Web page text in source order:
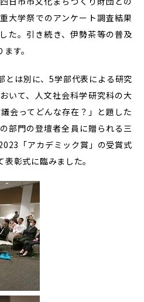
大学祭でのアンケート調査結果
た。引き続き、伊勢茶等の普及
す。
は別に、5学部代表による研究
いて、人文社会科学研究科の大
会ってどんな存在？」と題した
部門の登壇者全員に贈られる三
「アカデミック賞」の受賞式
彰式に臨みました。